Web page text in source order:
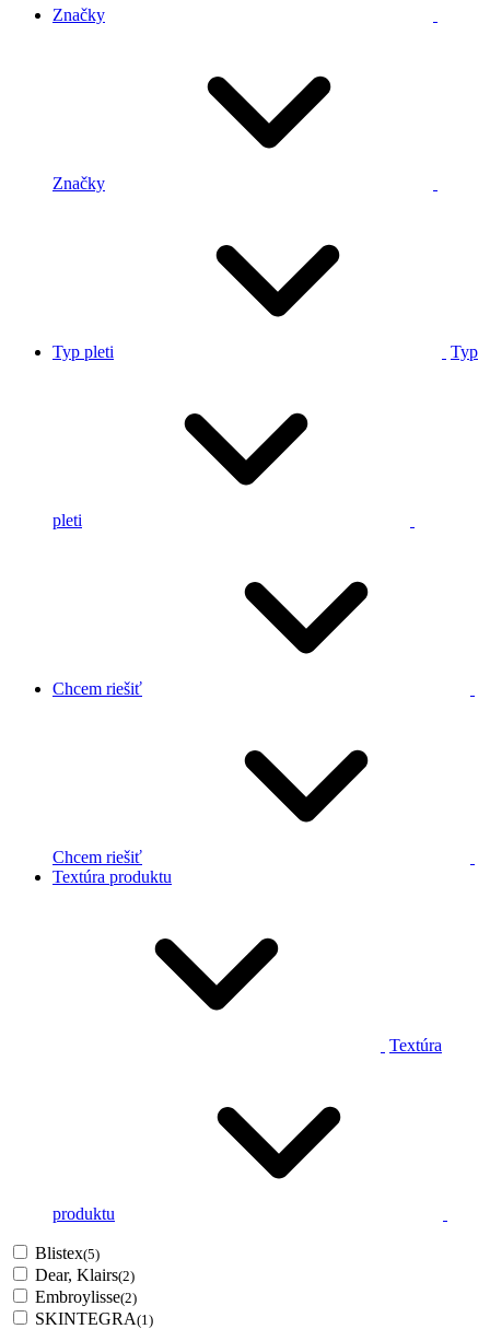
Značky
Značky
Typ pleti Typ
pleti
Chcem riešiť
Chcem riešiť
Textúra produktu
Textúra
produktu
Blistex(5)
Dear, Klairs(2)
Embroylisse(2)
SKINTEGRA(1)